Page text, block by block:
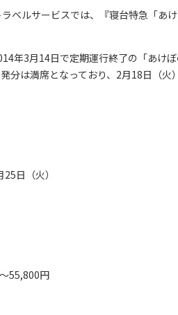
ベルサービスでは、『寝台特急「あ
年3月14日で定期運行終了の「あけ
分は満席となっており、2月18日（火
日（火）
55,800円